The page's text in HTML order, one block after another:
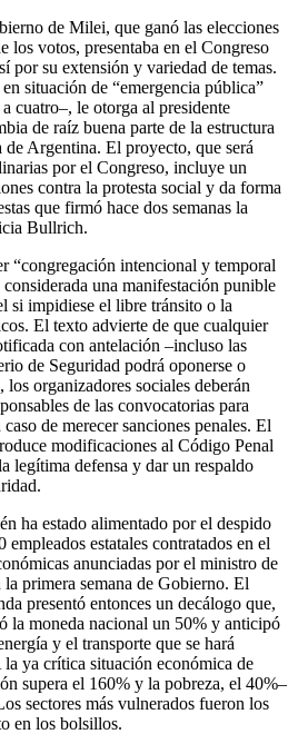
de Milei, que ganó las elecciones
los votos, presentaba en el Congreso
por su extensión y variedad de temas.
situación de “emergencia pública”
cuatro–, le otorga al presidente
de raíz buena parte de la estructura
Argentina. El proyecto, que será
por el Congreso, incluye un
contra la protesta social y da forma
que firmó hace dos semanas la
Bullrich.
“congregación intencional y temporal
considerada una manifestación punible
si impidiese el libre tránsito o la
El texto advierte de que cualquier
con antelación –incluso las
de Seguridad podrá oponerse o
organizadores sociales deberán
de las convocatorias para
de merecer sanciones penales. El
modificaciones al Código Penal
legítima defensa y dar un respaldo
ha estado alimentado por el despido
empleados estatales contratados en el
anunciadas por el ministro de
primera semana de Gobierno. El
presentó entonces un decálogo que,
la moneda nacional un 50% y anticipó
y el transporte que se hará
ya crítica situación económica de
supera el 160% y la pobreza, el 40%–
sectores más vulnerados fueron los
en los bolsillos.